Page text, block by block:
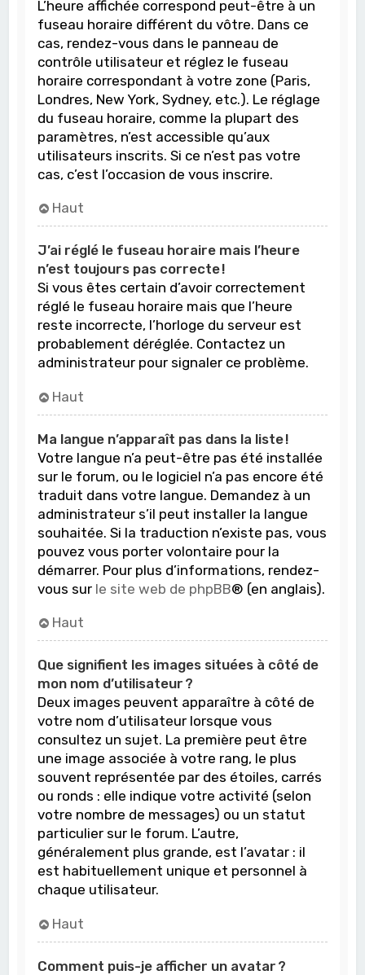
L’heure affichée correspond peut-être à un
fuseau horaire différent du vôtre. Dans ce
cas, rendez-vous dans le panneau de
contrôle utilisateur et réglez le fuseau
horaire correspondant à votre zone (Paris,
Londres, New York, Sydney, etc.). Le réglage
du fuseau horaire, comme la plupart des
paramètres, n’est accessible qu’aux
utilisateurs inscrits. Si ce n’est pas votre
cas, c’est l’occasion de vous inscrire.
Haut
J’ai réglé le fuseau horaire mais l’heure
n’est toujours pas correcte !
Si vous êtes certain d’avoir correctement
réglé le fuseau horaire mais que l’heure
reste incorrecte, l’horloge du serveur est
probablement déréglée. Contactez un
administrateur pour signaler ce problème.
Haut
Ma langue n’apparaît pas dans la liste !
Votre langue n’a peut-être pas été installée
sur le forum, ou le logiciel n’a pas encore été
traduit dans votre langue. Demandez à un
administrateur s’il peut installer la langue
souhaitée. Si la traduction n’existe pas, vous
pouvez vous porter volontaire pour la
démarrer. Pour plus d’informations, rendez-
vous sur le site web de phpBB® (en anglais).
Haut
Que signifient les images situées à côté de
mon nom d’utilisateur ?
Deux images peuvent apparaître à côté de
votre nom d’utilisateur lorsque vous
consultez un sujet. La première peut être
une image associée à votre rang, le plus
souvent représentée par des étoiles, carrés
ou ronds : elle indique votre activité (selon
votre nombre de messages) ou un statut
particulier sur le forum. L’autre,
généralement plus grande, est l’avatar : il
est habituellement unique et personnel à
chaque utilisateur.
Haut
Comment puis-je afficher un avatar ?